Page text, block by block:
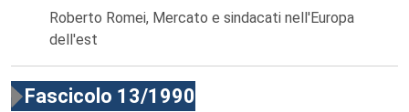
Roberto Romei, Mercato e sindacati nell'Europa
dell'est
Fascicolo 13/1990